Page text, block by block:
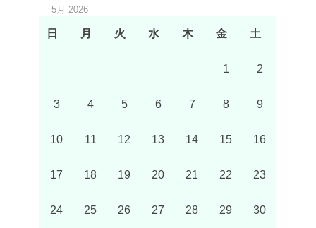
5月 2026
日 月 火 水 木 金 土
1 2
3 4 5 6 7 8 9
10 11 12 13 14 15 16
17 18 19 20 21 22 23
24 25 26 27 28 29 30